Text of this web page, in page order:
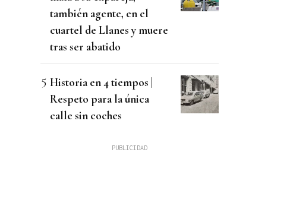
también agente, en el
cuartel de Llanes y muere
tras ser abatido
Historia en 4 tiempos |
Respeto para la única
calle sin coches